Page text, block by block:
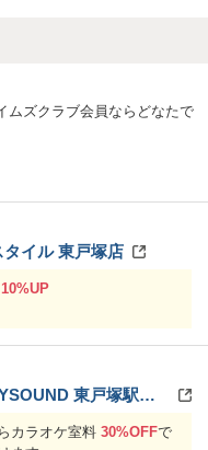
ムズクラブ会員ならどなたで
タイル 東戸塚店
10%UP
カラオケ JOYSOUND 東戸塚駅前店
カラオケ室料 30%OFFで